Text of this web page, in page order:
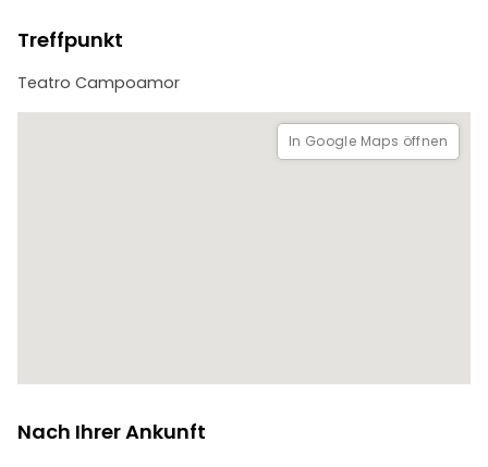
Treffpunkt
Teatro Campoamor
In Google Maps öffnen
Nach Ihrer Ankunft